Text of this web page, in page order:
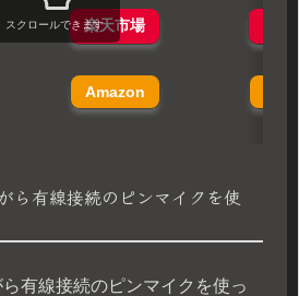
楽天市場
Amazon
スクロールできます
ら有線接続のピンマイクを使
有線接続のピンマイクを使っ